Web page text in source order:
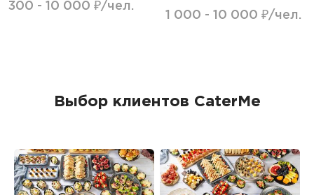
300 - 10 000 ₽/чел.
1 000 - 10 000 ₽/чел.
Выбор клиентов CaterMe